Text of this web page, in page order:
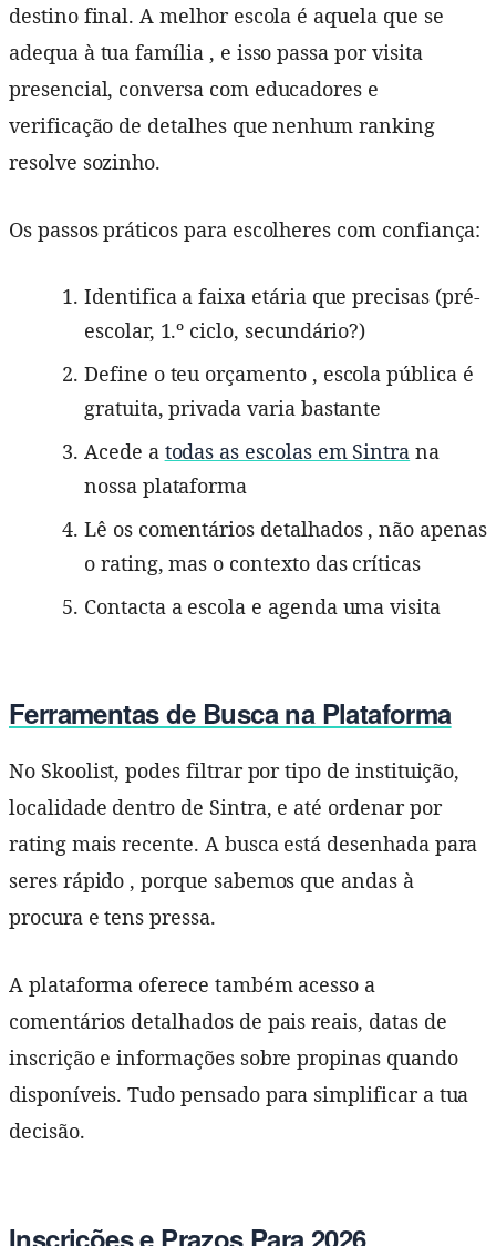
destino final. A melhor escola é aquela que se
adequa à tua família , e isso passa por visita
presencial, conversa com educadores e
verificação de detalhes que nenhum ranking
resolve sozinho.
Os passos práticos para escolheres com confiança:
Identifica a faixa etária que precisas (pré-
escolar, 1.º ciclo, secundário?)
Define o teu orçamento , escola pública é
gratuita, privada varia bastante
Acede a todas as escolas em Sintra na
nossa plataforma
Lê os comentários detalhados , não apenas
o rating, mas o contexto das críticas
Contacta a escola e agenda uma visita
Ferramentas de Busca na Plataforma
No Skoolist, podes filtrar por tipo de instituição,
localidade dentro de Sintra, e até ordenar por
rating mais recente. A busca está desenhada para
seres rápido , porque sabemos que andas à
procura e tens pressa.
A plataforma oferece também acesso a
comentários detalhados de pais reais, datas de
inscrição e informações sobre propinas quando
disponíveis. Tudo pensado para simplificar a tua
decisão.
Inscrições e Prazos Para 2026